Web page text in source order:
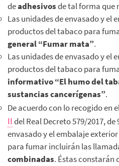
deadhesivosde tal forma que
Las unidades de envasado y el
productos del tabaco para
general “Fumar mata”.
Las unidades de envasado y el
productos del tabaco para
informativo “El humo del
sustancias cancerígenas”.
De acuerdo con lo recogido en
II del Real Decreto 579/2017,
envasado y el embalaje
para fumar incluirán las
combinadas. Éstas constarán